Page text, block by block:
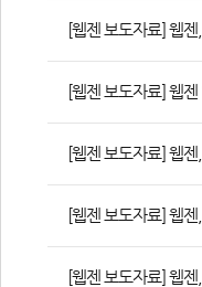
[웹젠 보도자료] 웹
[웹젠 보도자료] 웹
[웹젠 보도자료] 웹
[웹젠 보도자료] 웹
[웹젠 보도자료] 웹